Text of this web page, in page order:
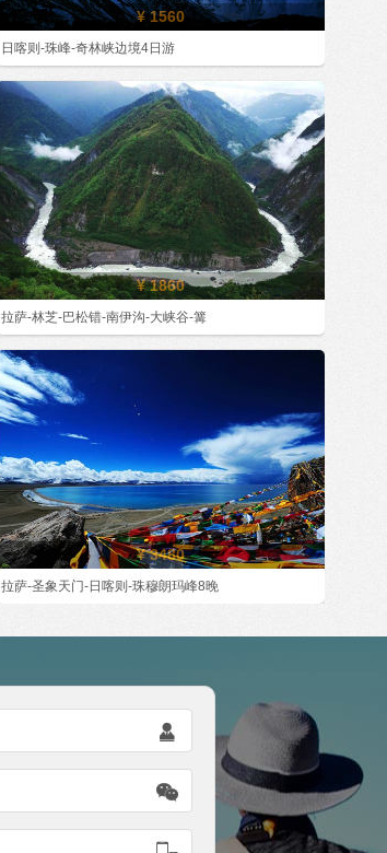
¥ 1560
日喀则-珠峰-奇林峡边境4日游
¥ 1860
拉萨-林芝-巴松错-南伊沟-大峡谷-篝
¥ 3480
拉萨-圣象天门-日喀则-珠穆朗玛峰8晚

